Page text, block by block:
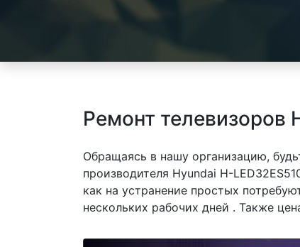
Ремонт телевизоров
Обращаясь в нашу организацию,
производителя Hyundai H-
как на устранение простых
нескольких рабочих дней . Также